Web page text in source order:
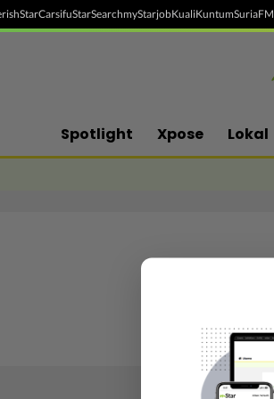
StarCarsifuStarSearchmyStarjobKualiKuntumSuriaFM
Spotlight Xpose Lokal